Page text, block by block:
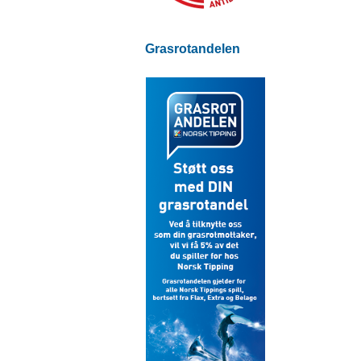
Grasrotandelen